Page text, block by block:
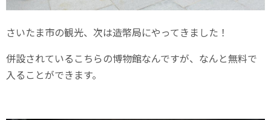
さいたま市の観光、次は造幣局にやってきました！
併設されているこちらの博物館なんですが、なんと無料で
入ることができます。